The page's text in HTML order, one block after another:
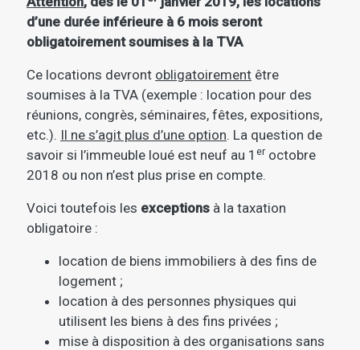
d’une durée inférieure à 6 mois seront
obligatoirement soumises à la TVA
Ce locations devront obligatoirement être
soumises à la TVA (exemple : location pour des
réunions, congrès, séminaires, fêtes, expositions,
etc.). Il ne s’agit plus d’une option. La question de
savoir si l’immeuble loué est neuf au 1 er octobre
2018 ou non n’est plus prise en compte.
Voici toutefois les exceptions à la taxation
obligatoire :
location de biens immobiliers à des fins de
logement ;
location à des personnes physiques qui
utilisent les biens à des fins privées ;
mise à disposition à des organisations sans